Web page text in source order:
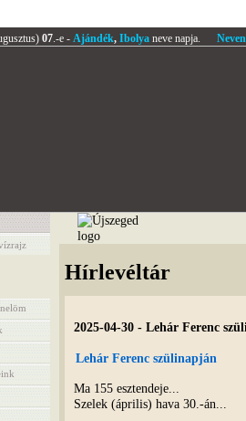
07.-e - Ajándék, Ibolyaneve napja.
Hírlevéltár
2025-04-30 - Lehár Ferenc
Lehár Ferenc szülinapján
Ma 155 esztendeje...
Szelek (április) hava 30.-án...